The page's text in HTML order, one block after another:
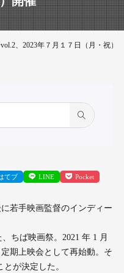
、2023年７月１７日（月・祝）
てブ LINE Pocket
若手映画監督のインディー
ちば映画祭。2021 年 1 月
期上映会として再始動。そ
が決定した。